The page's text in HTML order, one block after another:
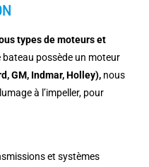
types de moteurs et
bateau possède un moteur
GM, Indmar, Holley), nous
à l’impeller, pour
et systèmes